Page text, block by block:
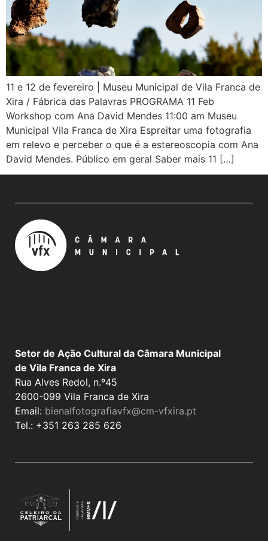
11 e 12 de fevereiro | Museu Municipal de Vila Franca de
Xira / Fábrica das Palavras PROGRAMA 11 Feb
Workshop com Ana David Mendes 11:00 am Museu
Municipal Vila Franca de Xira Espreitar uma fotografia
em relevo e perceber o que é a estereoscopia com Ana
David Mendes. Público em geral Saber mais 11 […]
Setor de Ação Cultural da Câmara Municipal
de Vila Franca de Xira
Rua Alves Redol, n.º45
2600-099 Vila Franca de Xira
Email: bienalfotografiavfx@cm-vfxira.pt
Tel.: +351 263 285 626